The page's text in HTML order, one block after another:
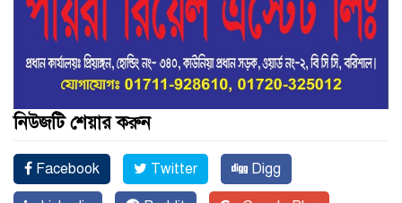
নিউজটি শেয়ার করুন
Facebook Twitter Digg